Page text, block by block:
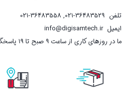
تلفن 021-36483529
,
021-36483558
ایمیلinfo@digisamtech.ir
ما در روزهای کاری از ساعت ۹ صبح تا ۱۹ پاسخگوی شما هستیم